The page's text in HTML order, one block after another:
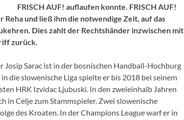
FRISCH AUF! auflaufen konnte. FRISCH AUF!
und ließ ihm die notwendige Zeit, auf das
Dies zahlt der Rechtshänder inzwischen mit
zurück.
Josip Sarac ist in der bosnischen Handball-Hochburg
die slowenische Liga spielte er bis 2018 bei seinem
HRK Izvidac Ljubuski. In den zweieinhalb Jahren
in Celje zum Stammspieler. Zwei slowenische
des Kroaten. In der Champions League warf er in